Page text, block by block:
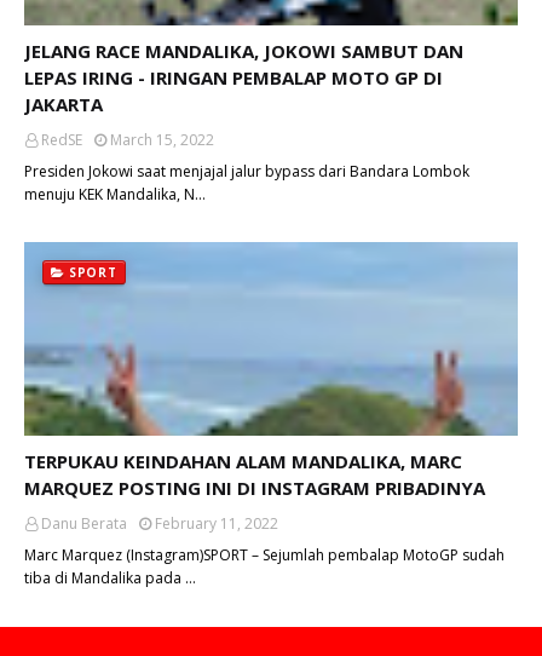
JELANG RACE MANDALIKA, JOKOWI SAMBUT DAN
LEPAS IRING - IRINGAN PEMBALAP MOTO GP DI
JAKARTA
RedSE
March 15, 2022
Presiden Jokowi saat menjajal jalur bypass dari Bandara Lombok
menuju KEK Mandalika, N…
SPORT
TERPUKAU KEINDAHAN ALAM MANDALIKA, MARC
MARQUEZ POSTING INI DI INSTAGRAM PRIBADINYA
Danu Berata
February 11, 2022
Marc Marquez (Instagram)SPORT – Sejumlah pembalap MotoGP sudah
tiba di Mandalika pada …